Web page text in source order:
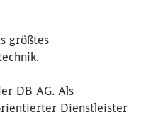
größtes
DB AG. Als
Dienstleister